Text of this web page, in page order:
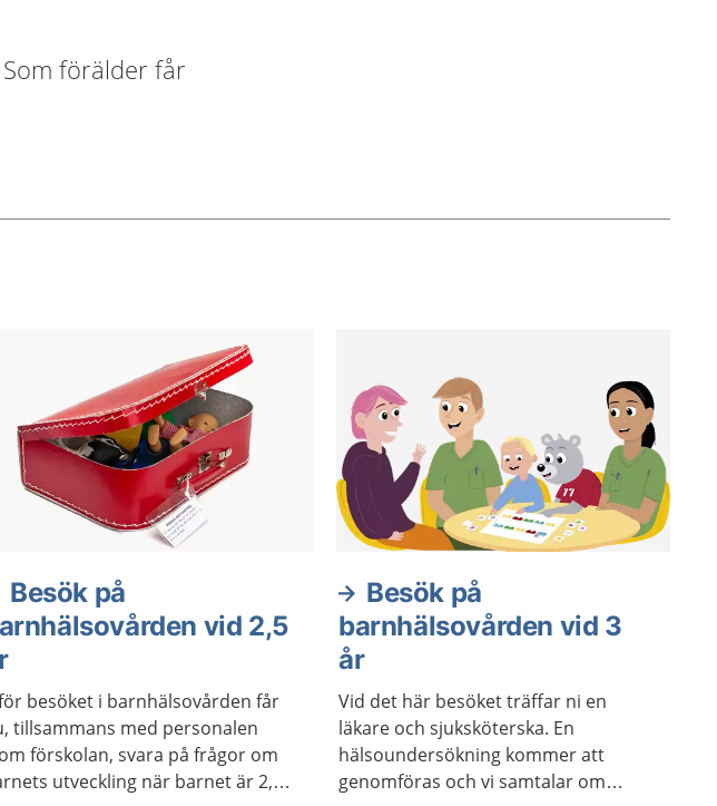
förälder får
Besök på
vid 2,5
besöket i barnhälsovården får
tillsammans med personalen
förskolan, svara på frågor om
utveckling när barnet är 2,5
Besök på
barnhälsovården vid 3
år
Vid det här besöket träffar ni en
läkare och sjuksköterska. En
hälsoundersökning kommer att
genomföras och vi samtalar om